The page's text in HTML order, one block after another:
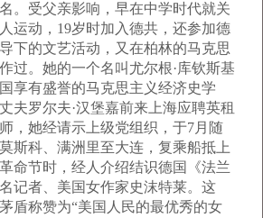
。受父亲影响，早在中学时代就关
运动，19岁时加入德共，还参加德
下的文艺活动，又在柏林的马克思
过。她的一个名叫尤尔根·库钦斯基
享有盛誉的马克思主义经济史学
夫罗尔夫·汉堡嘉前来上海应聘英租
，她经请示上级党组织，于7月随
斯科、满洲里至大连，复乘船抵上
命节时，经人介绍结识德国《法兰
记者、美国女作家史沫特莱。这
盾称赞为“美国人民的最优秀的女